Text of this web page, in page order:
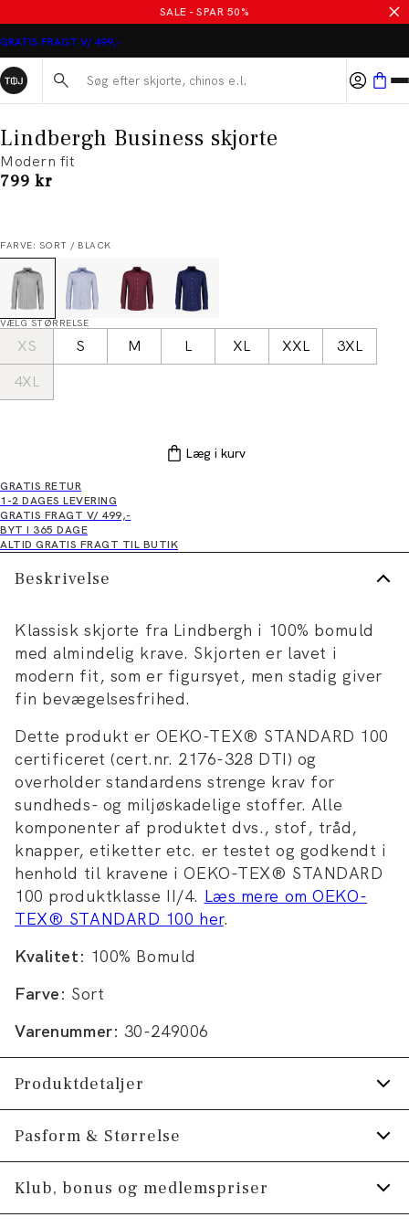
SALE - SPAR 50%
GRATIS FRAGT V/ 499,-
Søg her...
Lindbergh Business skjorte
Modern fit
I alt (inkl. rabat)
799 kr
FARVE: SORT / BLACK
VÆLG STØRRELSE
XS S M L XL XXL
3XL
4XL
Læg i kurv
GRATIS RETUR
1-2 DAGES LEVERING
GRATIS FRAGT V/ 499,-
BYT I 365 DAGE
ALTID GRATIS FRAGT TIL BUTIK
Beskrivelse
Klassisk skjorte fra Lindbergh i 100% bomuld
med almindelig krave. Skjorten er lavet i
modern fit, som er figursyet, men stadig giver
fin bevægelsesfrihed.
Dette produkt er OEKO-TEX® STANDARD 100
certificeret (cert.nr. 2176-328 DTI) og
overholder standardens strenge krav for
sundheds- og miljøskadelige stoffer. Alle
komponenter af produktet dvs., stof, tråd,
knapper, etiketter etc. er testet og godkendt i
henhold til kravene i OEKO-TEX® STANDARD
100 produktklasse II/4. Læs mere om OEKO-
TEX® STANDARD 100 her.
Kvalitet: 100% Bomuld
Farve: Sort
Varenummer: 30-249006
Produktdetaljer
Certificeret med OEKO-TEX® STANDARD
100.
Fremstillet i 100% bomuld.
Manchetten har to knapper til at justere
Pasform & Størrelse
Fit:Modern fit
Klub, bonus og medlemspriser